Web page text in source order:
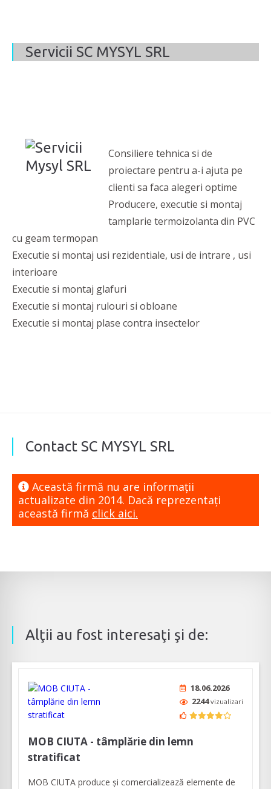
Servicii SC MYSYL SRL
Consiliere tehnica si de
proiectare pentru a-i ajuta pe
clienti sa faca alegeri optime
Producere, executie si montaj
tamplarie termoizolanta din PVC
cu geam termopan
Executie si montaj usi rezidentiale, usi de intrare , usi
interioare
Executie si montaj glafuri
Executie si montaj rulouri si obloane
Executie si montaj plase contra insectelor
Contact SC MYSYL SRL
Această firmă nu are informaţii
actualizate din 2014. Dacă reprezentaţi
această firmă click aici.
Alţii au fost interesaţi şi de:
18.06.2026
2244vizualizari
MOB CIUTA - tâmplărie din lemn
stratificat
MOB CIUTA produce și comercializează elemente de